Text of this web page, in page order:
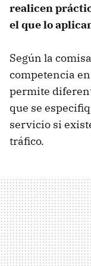
realicen
el que lo
Según la
competencia
permite
que se
servicio si
tráfico.